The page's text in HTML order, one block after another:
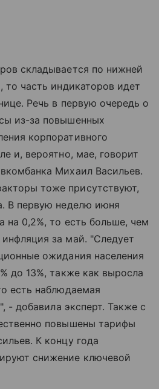
складывается по нижней
то часть индикаторов идет
Речь в первую очередь о
из-за повышенных
корпоративного
и, вероятно, мае, говорит
Михаил Васильев.
тоже присутствуют,
В первую неделю июня
на 0,2%, то есть больше, чем
за май. "Следует
ожидания населения
до 13%, также как выросла
есть наблюдаемая
- добавила эксперт. Также с
повышены тарифы
К концу года
снижение ключевой